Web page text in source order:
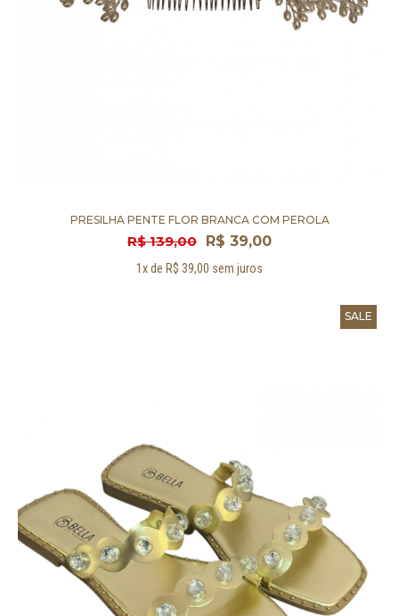
PRESILHA PENTE FLOR BRANCA COM PEROLA
R$ 139,00 R$ 39,00
1x de R$ 39,00 sem juros
SALE